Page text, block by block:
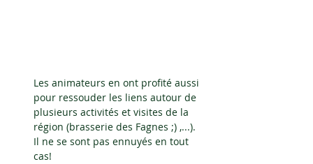
Les animateurs en ont profité aussi
pour ressouder les liens autour de
plusieurs activités et visites de la
région (brasserie des Fagnes ;) ,...).
Il ne se sont pas ennuyés en tout
cas!